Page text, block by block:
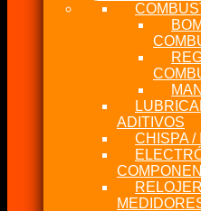
ADITIVOS
CHISPA /